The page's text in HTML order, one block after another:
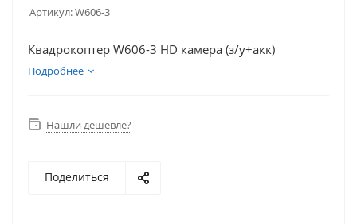
Артикул:W606-3
Квадрокоптер W606-3 HD камера (з/у+акк)
Подробнее
Нашли дешевле?
Поделиться